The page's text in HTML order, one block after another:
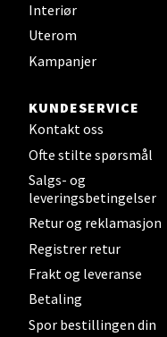
Interiør
Uterom
Kampanjer
KUNDESERVICE
Kontakt oss
Ofte stilte spørsmål
Salgs- og
leveringsbetingelser
Retur og reklamasjon
Registrer retur
Frakt og leveranse
Betaling
Spor bestillingen din
Storgata 6, 2050
Åpent i dag 10-19
0 i butikk
Kristiansand
Barstølveien 31,
Åpent i dag 10-19
0 i butikk